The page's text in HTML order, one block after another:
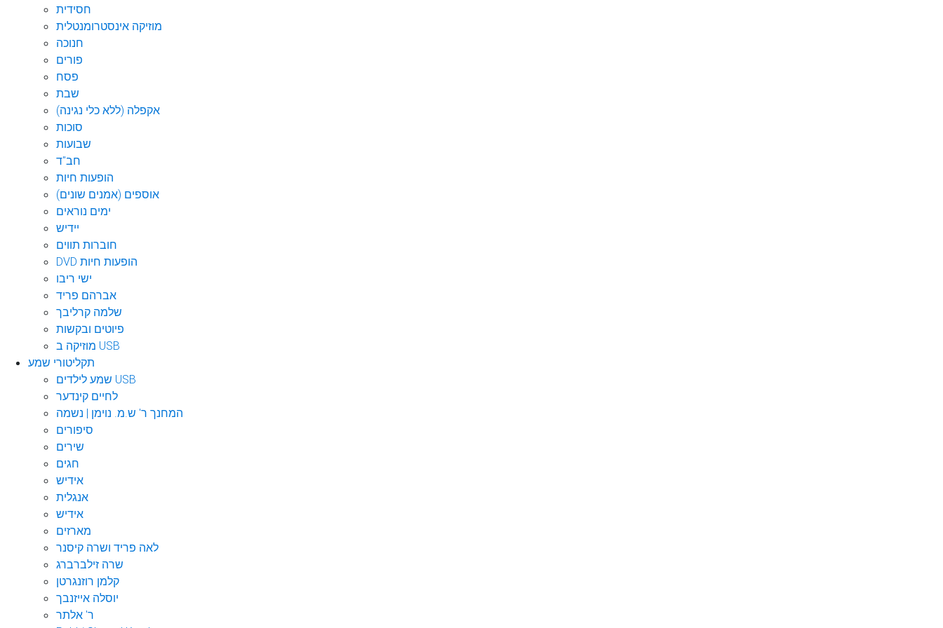
חסידית
מוזיקה אינסטרומנטלית
חנוכה
פורים
פסח
שבת
אקפלה (ללא כלי נגינה)
סוכות
שבועות
חב"ד
הופעות חיות
אוספים (אמנים שונים)
ימים נוראים
יידיש
חוברות תווים
DVD הופעות חיות
ישי ריבו
אברהם פריד
שלמה קרליבך
פיוטים ובקשות
מוזיקה ב USB
תקליטורי שמע
שמע לילדים USB
לחיים קינדער
המחנך ר' ש.מ. נוימן | נשמה
סיפורים
שירים
חגים
אידיש
אנגלית
אידיש
מארזים
לאה פריד ושרה קיסנר
שרה זילברברג
קלמן רוזנגרטן
יוסלה אייזנבך
ר' אלתר